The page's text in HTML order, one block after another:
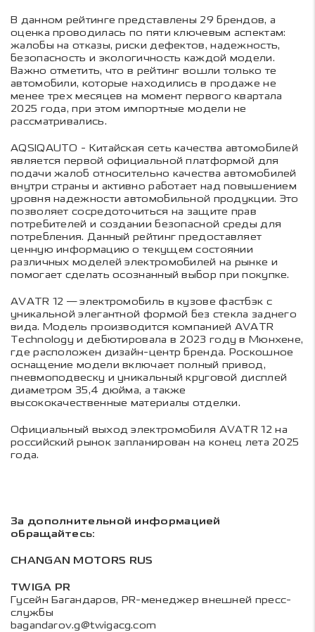
В данном рейтинге представлены 29 брендов, а
оценка проводилась по пяти ключевым аспектам:
жалобы на отказы, риски дефектов, надежность,
безопасность и экологичность каждой модели.
Важно отметить, что в рейтинг вошли только те
автомобили, которые находились в продаже не
менее трех месяцев на момент первого квартала
2025 года, при этом импортные модели не
рассматривались.
AQSIQAUTO - Китайская сеть качества автомобилей
является первой официальной платформой для
подачи жалоб относительно качества автомобилей
внутри страны и активно работает над повышением
уровня надежности автомобильной продукции. Это
позволяет сосредоточиться на защите прав
потребителей и создании безопасной среды для
потребления. Данный рейтинг предоставляет
ценную информацию о текущем состоянии
различных моделей электромобилей на рынке и
помогает сделать осознанный выбор при покупке.
AVATR 12 — электромобиль в кузове фастбэк с
уникальной элегантной формой без стекла заднего
вида. Модель производится компанией AVATR
Technology и дебютировала в 2023 году в Мюнхене,
где расположен дизайн-центр бренда. Роскошное
оснащение модели включает полный привод,
пневмоподвеску и уникальный круговой дисплей
диаметром 35,4 дюйма, а также
высококачественные материалы отделки.
Официальный выход электромобиля AVATR 12 на
российский рынок запланирован на конец лета 2025
года.
За дополнительной информацией
обращайтесь:
CHANGAN MOTORS RUS
TWIGA PR
Гусейн Багандаров, PR-менеджер внешней пресс-
службы
bagandarov.g@twigacg.com